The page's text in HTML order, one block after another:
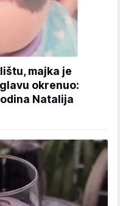
majka je
okrenuo:
Natalija